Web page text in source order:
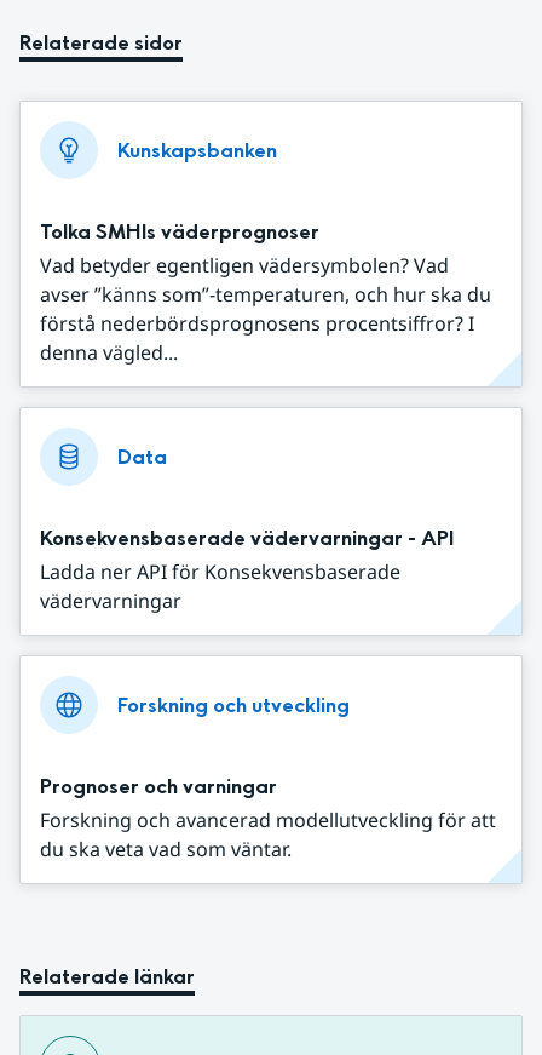
Relaterade sidor
Kunskapsbanken
Tolka SMHIs väderprognoser
Vad betyder egentligen vädersymbolen? Vad
avser ”känns som”-temperaturen, och hur ska du
förstå nederbördsprognosens procentsiffror? I
denna vägled...
Data
Konsekvensbaserade vädervarningar - API
Ladda ner API för Konsekvensbaserade
vädervarningar
Forskning och utveckling
Prognoser och varningar
Forskning och avancerad modellutveckling för att
du ska veta vad som väntar.
Relaterade länkar